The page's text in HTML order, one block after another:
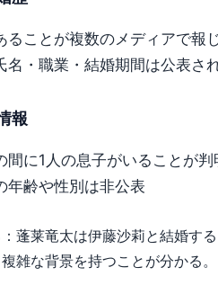
ることが複数のメディアで報
名・職業・結婚期間は公表さ
報
間に1人の息子がいることが判
年齢や性別は非公表
蓬莱竜太は伊藤沙莉と結婚す
雑な背景を持つことが分かる。